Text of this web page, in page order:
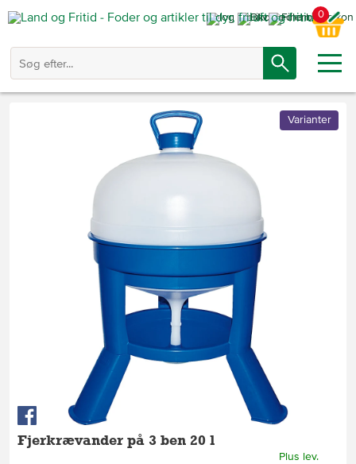
0
Fjerkrævander på 3 ben 20 l
Plus lev.
Varianter